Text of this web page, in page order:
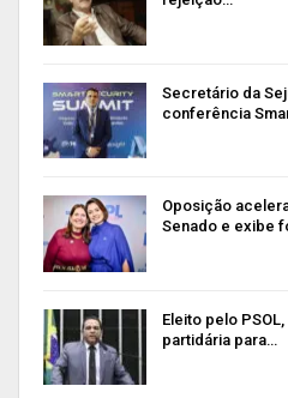
Secretário da
conferência
Oposição
Senado e exibe
Eleito pelo
partidária para…